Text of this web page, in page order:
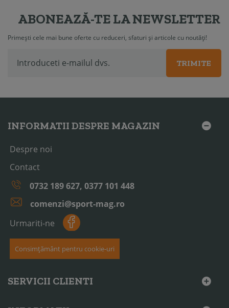
ABONEAZĂ-TE LA NEWSLETTER
Primești cele mai bune oferte cu reduceri, sfaturi și articole cu noutăți!
TRIMITE
INFORMATII DESPRE MAGAZIN
Despre noi
Contact
0732 189 627, 0377 101 448
comenzi@sport-mag.ro
Urmariti-ne
Consimțământ pentru cookie-uri
SERVICII CLIENTI